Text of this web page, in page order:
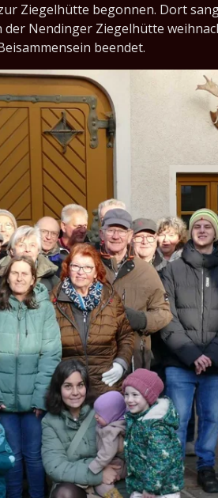
Ziegelhütte begonnen. Dort
Nendinger Ziegelhütte
beendet.